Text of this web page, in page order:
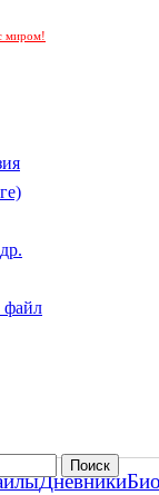
миром!
файл
Дневники